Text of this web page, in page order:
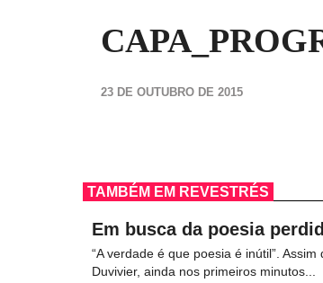
23 DE OUTUBRO DE 2015
TAMBÉM EM REVESTRÉS
Em busca da poesia
“A verdade é que poesia é inútil”. Assim
Duvivier, ainda nos primeiros minutos...